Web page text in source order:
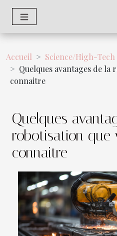
Accueil
Science/High-Tech
Quelques avantages de la
connaitre
Quelques
robotisation que
connaitre